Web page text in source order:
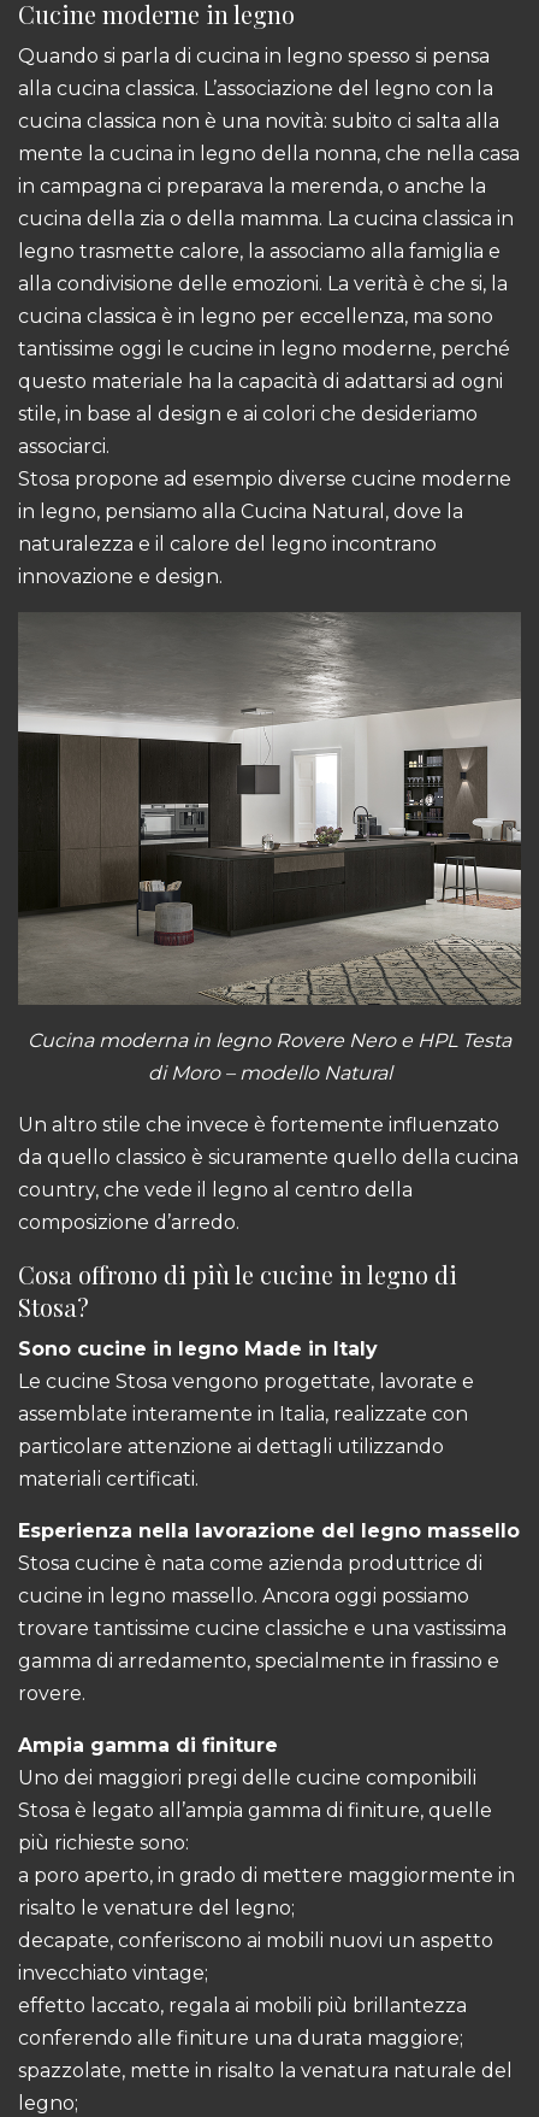
Cucine moderne in legno
Quando si parla di cucina in legno spesso si pensa
alla cucina classica. L’associazione del legno con la
cucina classica non è una novità: subito ci salta alla
mente la cucina in legno della nonna, che nella casa
in campagna ci preparava la merenda, o anche la
cucina della zia o della mamma. La cucina classica in
legno trasmette calore, la associamo alla famiglia e
alla condivisione delle emozioni. La verità è che si, la
cucina classica è in legno per eccellenza, ma sono
tantissime oggi le cucine in legno moderne, perché
questo materiale ha la capacità di adattarsi ad ogni
stile, in base al design e ai colori che desideriamo
associarci.
Stosa propone ad esempio diverse cucine moderne
in legno, pensiamo alla Cucina Natural, dove la
naturalezza e il calore del legno incontrano
innovazione e design.
Cucina moderna in legno Rovere Nero e HPL Testa
di Moro – modello Natural
Un altro stile che invece è fortemente influenzato
da quello classico è sicuramente quello della cucina
country, che vede il legno al centro della
composizione d’arredo.
Cosa offrono di più le cucine in legno di
Stosa?
Sono cucine in legno Made in Italy
Le cucine Stosa vengono progettate, lavorate e
assemblate interamente in Italia, realizzate con
particolare attenzione ai dettagli utilizzando
materiali certificati.
Esperienza nella lavorazione del legno massello
Stosa cucine è nata come azienda produttrice di
cucine in legno massello. Ancora oggi possiamo
trovare tantissime cucine classiche e una vastissima
gamma di arredamento, specialmente in frassino e
rovere.
Ampia gamma di finiture
Uno dei maggiori pregi delle cucine componibili
Stosa è legato all’ampia gamma di finiture, quelle
più richieste sono:
a poro aperto, in grado di mettere maggiormente in
risalto le venature del legno;
decapate, conferiscono ai mobili nuovi un aspetto
invecchiato vintage;
effetto laccato, regala ai mobili più brillantezza
conferendo alle finiture una durata maggiore;
spazzolate, mette in risalto la venatura naturale del
legno;